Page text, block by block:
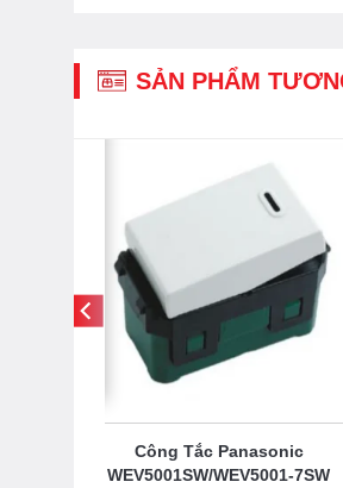
SẢN PHẨM
Công Tắc Panasonic
WEV5001SW/WEV5001-7SW